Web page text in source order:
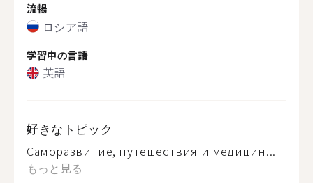
流暢
ロシア語
学習中の言語
英語
好きなトピック
Саморазвитие, путешествия и медицин...
もっと見る